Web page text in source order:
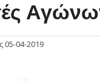
05-04-2019